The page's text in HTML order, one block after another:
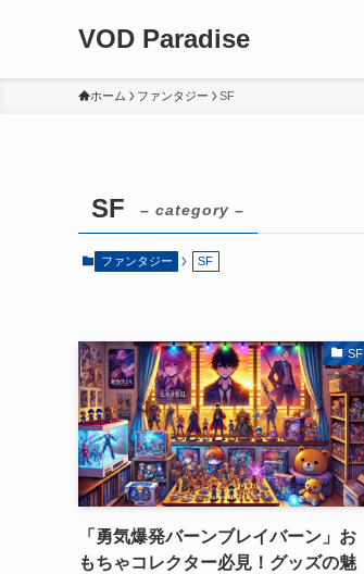
VOD Paradise
ホーム ファンタジー SF
SF – category –
ファンタジー SF
SF
「勇気爆発バーンブレイバーン」お
もちゃコレクター必見！グッズの魅